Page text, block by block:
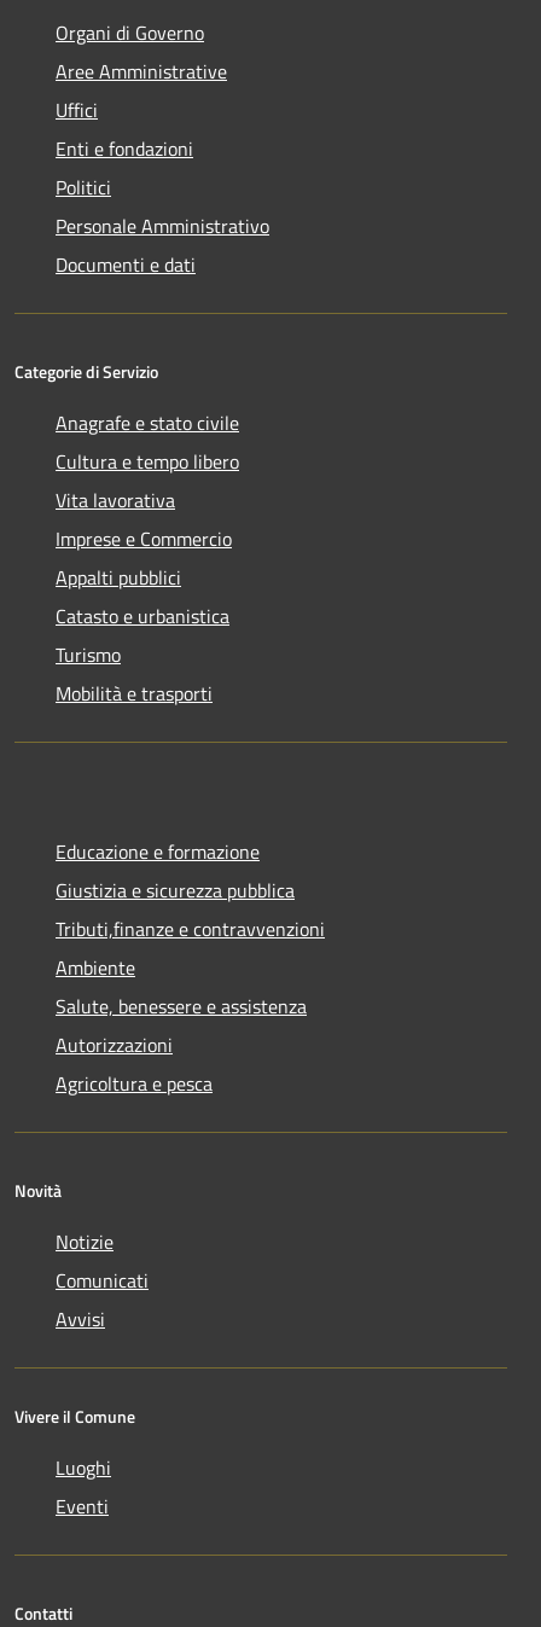
Organi di Governo
Aree Amministrative
Uffici
Enti e fondazioni
Politici
Personale Amministrativo
Documenti e dati
Categorie di Servizio
Anagrafe e stato civile
Cultura e tempo libero
Vita lavorativa
Imprese e Commercio
Appalti pubblici
Catasto e urbanistica
Turismo
Mobilità e trasporti
Educazione e formazione
Giustizia e sicurezza pubblica
Tributi,finanze e contravvenzioni
Ambiente
Salute, benessere e assistenza
Autorizzazioni
Agricoltura e pesca
Novità
Notizie
Comunicati
Avvisi
Vivere il Comune
Luoghi
Eventi
Contatti